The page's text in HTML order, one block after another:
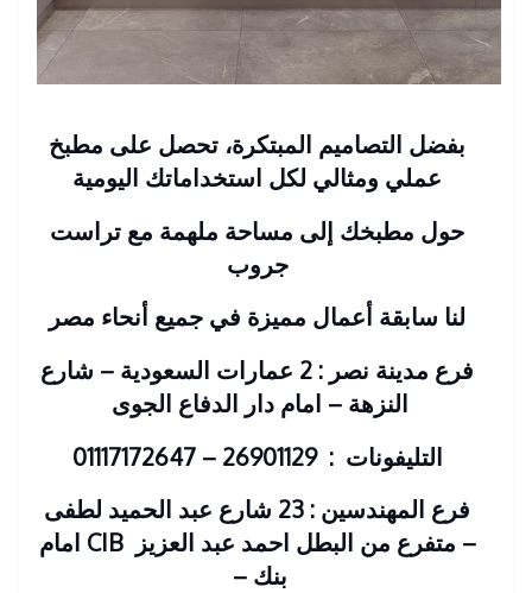
بفضل التصاميم المبتكرة، تحصل على مطبخ
عملي ومثالي لكل استخداماتك اليومية
حول مطبخك إلى مساحة ملهمة مع تراست
جروب
لنا سابقة أعمال مميزة في جميع أنحاء مصر
فرع مدينة نصر : 2 عمارات السعودية – شارع
النزهة – امام دار الدفاع الجوى
التليفونات : 26901129 – 01117172647
فرع المهندسين : 23 شارع عبد الحميد لطفى
– متفرع من البطل احمد عبد العزيز
CIB امام
بنك –